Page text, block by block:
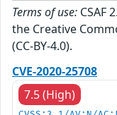
Terms of use: CSAF
the Creative
(CC-BY-4.0).
CVE-2020-25708
7.5 (High)